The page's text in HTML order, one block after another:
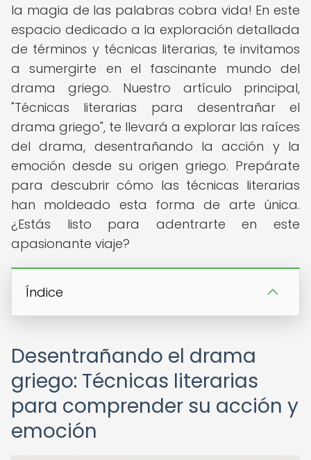
la magia de las palabras cobra vida! En este
espacio dedicado a la exploración detallada
de términos y técnicas literarias, te invitamos
a sumergirte en el fascinante mundo del
drama griego. Nuestro artículo principal,
"Técnicas literarias para desentrañar el
drama griego", te llevará a explorar las raíces
del drama, desentrañando la acción y la
emoción desde su origen griego. Prepárate
para descubrir cómo las técnicas literarias
han moldeado esta forma de arte única.
¿Estás listo para adentrarte en este
apasionante viaje?
Índice
Desentrañando el drama
griego: Técnicas literarias
para comprender su acción y
emoción